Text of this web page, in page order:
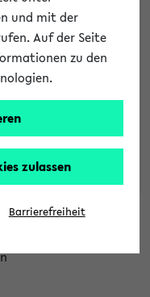
geben Sie einen
und mit der
Auf der Seite
zu den
zulassen
Barrierefreiheit